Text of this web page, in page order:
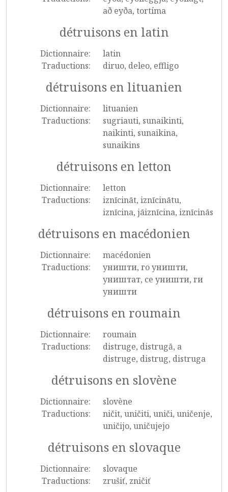
að eyða, tortíma
détruisons en latin
Dictionnaire:
latin
Traductions:
diruo, deleo, effligo
détruisons en lituanien
Dictionnaire:
lituanien
Traductions:
sugriauti, sunaikinti,
naikinti, sunaikina,
sunaikins
détruisons en letton
Dictionnaire:
letton
Traductions:
iznīcināt, iznīcinātu,
iznīcina, jāiznīcina, iznīcinās
détruisons en macédonien
Dictionnaire:
macédonien
Traductions:
уништи, го уништи,
уништат, се уништи, ги
уништи
détruisons en roumain
Dictionnaire:
roumain
Traductions:
distruge, distrugă, a
distruge, distrug, distruga
détruisons en slovène
Dictionnaire:
slovène
Traductions:
ničit, uničiti, uniči, uničenje,
uničijo, uničujejo
détruisons en slovaque
Dictionnaire:
slovaque
Traductions:
zrušiť, zničiť